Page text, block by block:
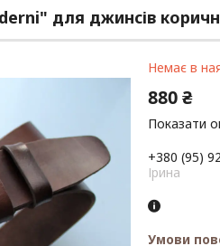
для джинсів
Немає в
880 ₴
Показати
+380 (95)
Ірина